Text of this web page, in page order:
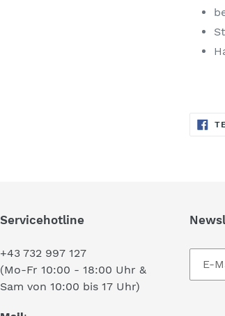
Servicehotline
+43 732 997 127
(Mo-Fr 10:00 - 18:00 Uhr &
Sam von 10:00 bis 17 Uhr)